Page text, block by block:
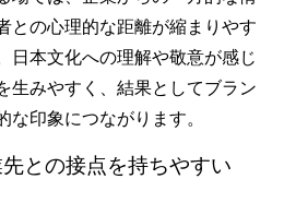
との心理的な距離が縮まりやす
日本文化への理解や敬意が感じ
生みやすく、結果としてブラン
な印象につながります。
との接点を持ちやすい